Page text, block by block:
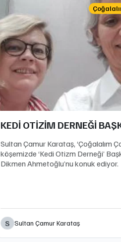
KEDİ OTİZİM DERNEĞİ
Sultan Çamur Karataş, ‘Çoğalalım
köşemizde ‘Kedi Otizm Derneği’
Dikmen Ahmetoğlu’nu konuk ediyor.
S Sultan Çamur Karataş